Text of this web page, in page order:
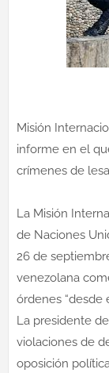
Misión
informe en el
crímenes de
La Misión
de Naciones
26 de
venezolana
órdenes “desde
La presidente
violaciones de
oposición